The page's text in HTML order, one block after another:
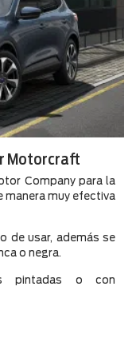
Motorcraft
Company para la
manera muy efectiva
de usar, además se
o negra.
pintadas o con